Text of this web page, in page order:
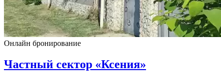
Онлайн бронирование
Частный сектор «Ксения»